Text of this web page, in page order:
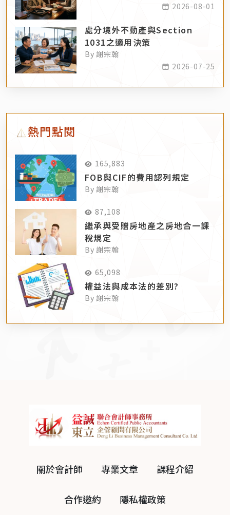
2026-08-01
處分境外不動產與Section
1031之適用決策
By 謝宗翰
2026-07-25
熱門點閱
165,883
FOB與CIF的費用認列規定
By 謝宗翰
87,108
繼承與受贈房地產之房地合一課
稅規定
By 謝宗翰
65,098
權益法與成本法的差別?
By 謝宗翰
關於會計師 專業文章 課程介紹
合作邀約 隱私權政策